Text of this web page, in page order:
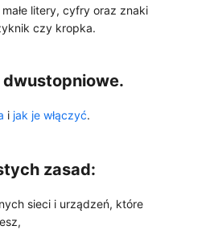
litery, cyfry oraz znaki
czy kropka.
dwustopniowe.
i jak je włączyć.
zasad:
sieci i urządzeń, które